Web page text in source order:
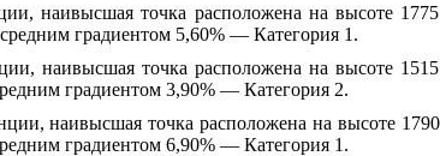
наивысшая точка расположена на высоте
градиентом 5,60% — Категория 1.
наивысшая точка расположена на высоте
градиентом 3,90% — Категория 2.
наивысшая точка расположена на высоте
градиентом 6,90% — Категория 1.